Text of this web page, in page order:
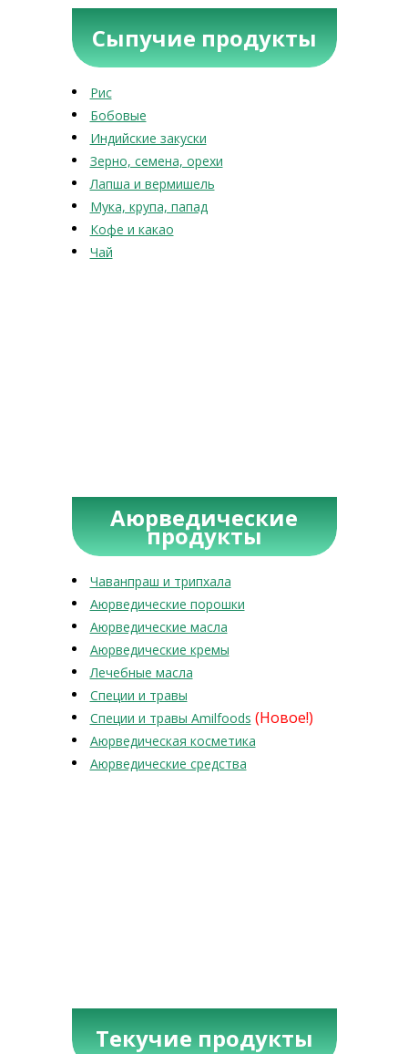
Сыпучие продукты
Рис
Бобовые
Индийские закуски
Зерно, семена, орехи
Лапша и вермишель
Мука, крупа, папад
Кофе и какао
Чай
Аюрведические
продукты
Чаванпраш и трипхала
Аюрведические порошки
Аюрведические масла
Аюрведические кремы
Лечебные масла
Специи и травы
Специи и травы Amilfoods (Новое!)
Аюрведическая косметика
Аюрведические средства
Текучие продукты